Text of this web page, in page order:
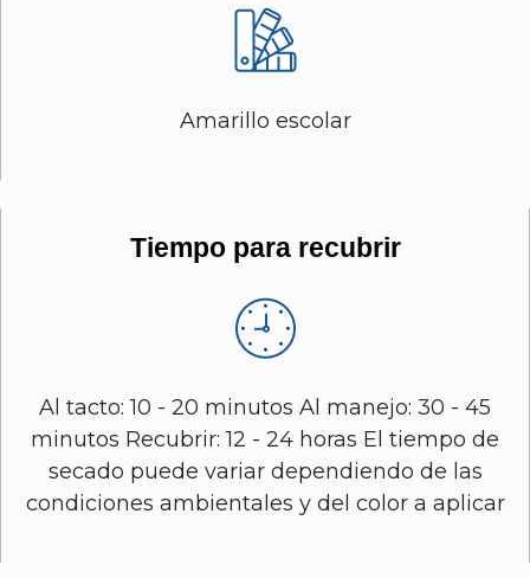
Amarillo escolar
Tiempo para recubrir
Al tacto: 10 - 20 minutos Al manejo: 30 - 45
minutos Recubrir: 12 - 24 horas El tiempo de
secado puede variar dependiendo de las
condiciones ambientales y del color a aplicar